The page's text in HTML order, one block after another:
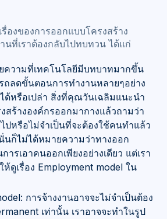
รื่องของการออกแบบโครงสร้าง
นที่เราต้องกลับไปทบทวน ได้แก่
ความที่เทคโนโลยีมีบทบาทมากขึ้น
รถลดขั้นตอนการทำงานหลายๆอย่าง
ด้หรือเปล่า สิ่งที่คุณวันเฉลิมแนะนำ
สร้างองค์กรออกมากางแล้วถามว่า
ปหรือไม่จำเป็นที่จะต้องใช้คนทำแล้ว
นก็ไม่ได้หมายความว่าทางออก
ารเอาคนออกเพียงอย่างเดียว แต่เรา
ห้ดูเรื่อง Employment model ใน
การจ้างงานอาจจะไม่จำเป็นต้อง
เท่านั้น เราอาจจะทำในรูป